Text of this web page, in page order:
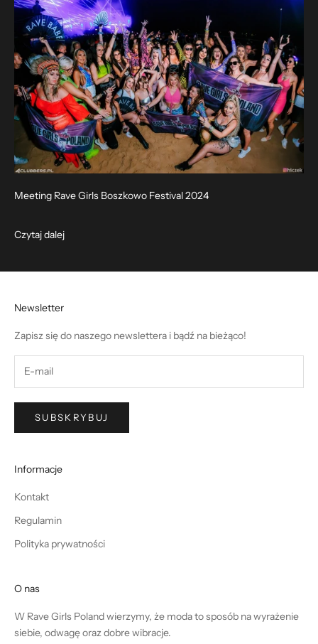
Meeting Rave Girls Boszkowo Festival 2024
Czytaj dalej
Newsletter
Zapisz się do naszego newslettera i bądź na bieżąco!
SUBSKRYBUJ
Informacje
Kontakt
Regulamin
Polityka prywatności
O nas
W Rave Girls Poland wierzymy, że moda to sposób na wyrażenie
siebie, odwagę oraz dobre wibracje.